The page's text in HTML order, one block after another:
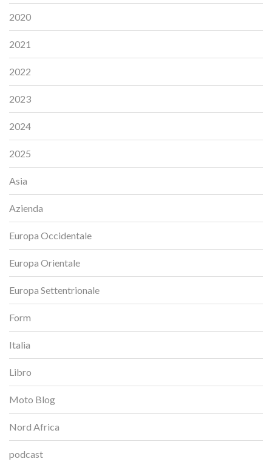
2020
2021
2022
2023
2024
2025
Asia
Azienda
Europa Occidentale
Europa Orientale
Europa Settentrionale
Form
Italia
Libro
Moto Blog
Nord Africa
podcast